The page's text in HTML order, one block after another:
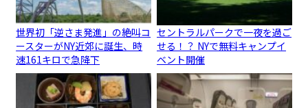
世界初「逆さま発進」の絶叫コ
ースターがNY近郊に誕生、時
速161キロで急降下
セントラルパークで一夜を過ご
せる！？ NYで無料キャンプイ
ベント開催